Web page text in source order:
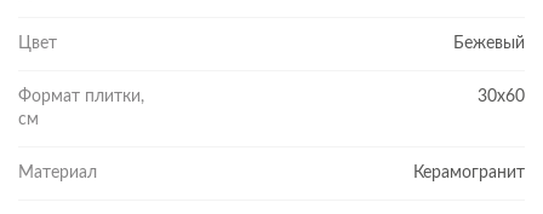
Цвет Бежевый
Формат плитки,
см
30x60
Материал Керамогранит